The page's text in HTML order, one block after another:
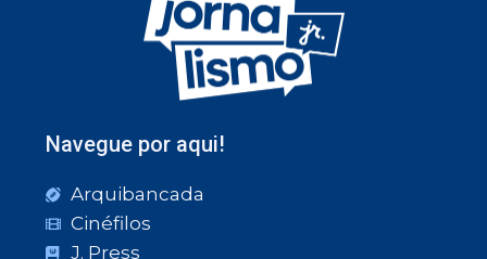
Navegue por aqui!
Arquibancada
Cinéfilos
J. Press